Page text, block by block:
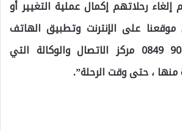
إلغاء رحلاتهم إكمال عملية التغيير أو
موقعنا على الإنترنت وتطبيق الهاتف
المحمول +90850333 0849 مركز الاتصال والوكالة التي
منها ، حتى وقت الرحلة”.